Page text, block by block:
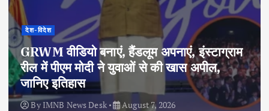
देश-विदेश
GRWM वीडियो बनाएं, हैंडलूम अपनाएं, इंस्टाग्राम
रील में पीएम मोदी ने युवाओं से की खास अपील,
जानिए इतिहास
By IMNB News Desk August 7, 2026